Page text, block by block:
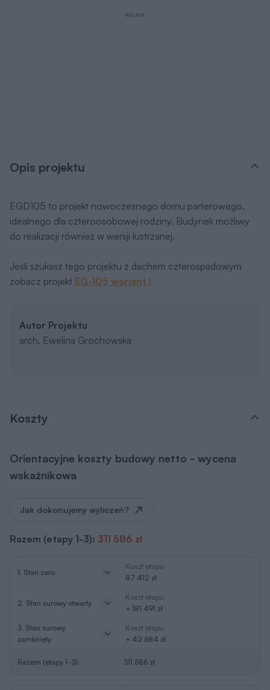
REKLAMA
Opis projektu
EGD105 to projekt nowoczesnego domu parterowego,
idealnego dla czteroosobowej rodziny. Budynek możliwy
do realizacji również w wersji lustrzanej.
Jeśli szukasz tego projektu z dachem czterospadowym
zobacz projekt EG-105 wariant I
Autor Projektu
arch. Ewelina Grochowska
Koszty
Orientacyjne koszty budowy netto - wycena
wskaźnikowa
Jak dokonujemy wyliczeń?
Razem (etapy 1-3): 311 586 zł
1. Stan zero
Koszt etapu
87 412 zł
2. Stan surowy otwarty
Koszt etapu
+ 181 491 zł
3. Stan surowy
zamknięty
Koszt etapu
+ 42 684 zł
Razem (etapy 1-3): 311 586 zł